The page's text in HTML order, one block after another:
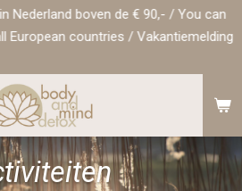
Nederland boven de € 90,- / You can
European countries / Vakantiemelding